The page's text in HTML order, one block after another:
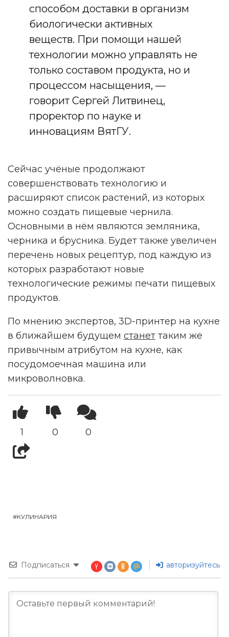
способом доставки в организм
биологически активных
веществ. При помощи нашей
технологии можно управлять не
только составом продукта, но и
процессом насыщения, —
говорит Сергей Литвинец,
проректор по науке и
инновациям ВятГУ.
Сейчас учёные продолжают
совершенствовать технологию и
расширяют список растений, из которых
можно создать пищевые чернила.
Основными в нём являются земляника,
черника и брусника. Будет также увеличен
перечень новых рецептур, под каждую из
которых разработают новые
технологические режимы печати пищевых
продуктов.
По мнению экспертов, 3D-принтер на кухне
в ближайшем будущем станет таким же
привычным атрибутом на кухне, как
посудомоечная машина или
микроволновка.
1 0 0
КУЛИНАРИЯ
Подписаться авторизуйтесь
ПРОЙТИ ОПРОС
2VtzqwFxGM8